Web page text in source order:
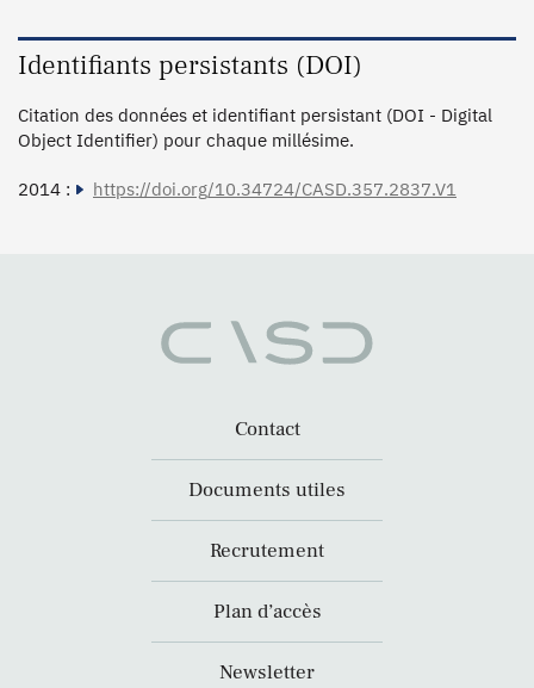
Identifiants persistants (DOI)
Citation des données et identifiant persistant (DOI - Digital
Object Identifier) pour chaque millésime.
2014 : https://doi.org/10.34724/CASD.357.2837.V1
Contact
Documents utiles
Recrutement
Plan d’accès
Newsletter